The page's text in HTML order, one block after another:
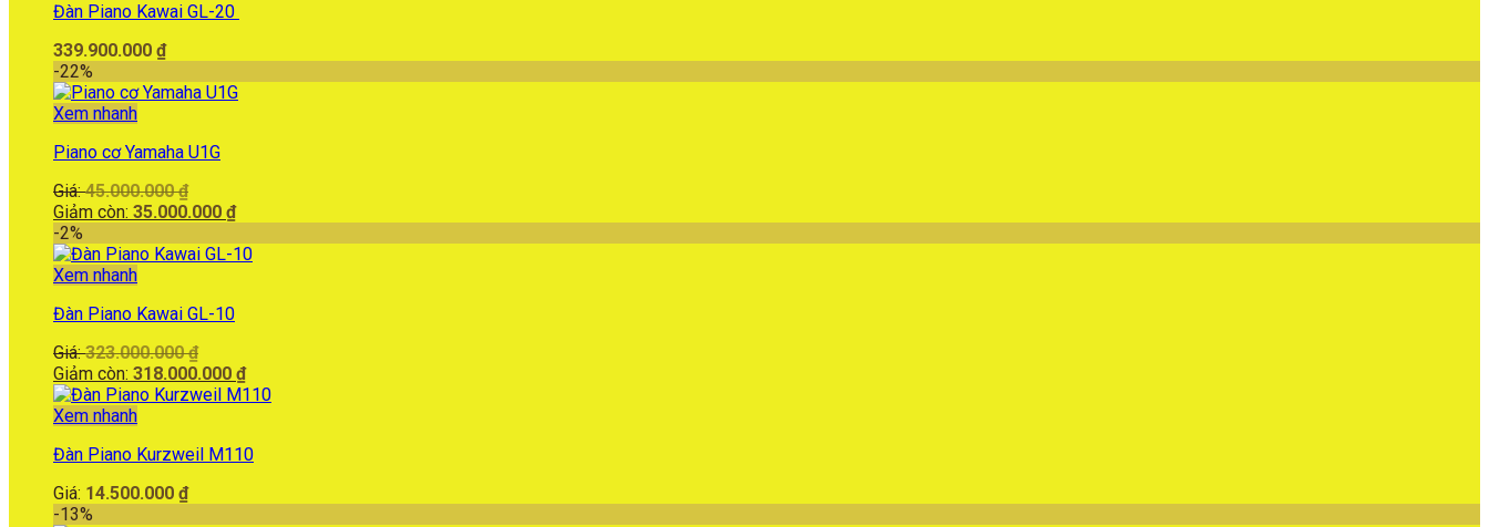
Đàn Piano Kawai GL-20
339.900.000 ₫
-22%
Xem nhanh
Piano cơ Yamaha U1G
Giá:45.000.000₫
gốc
45.000.000 ₫.
Giảm còn: 35.000.000 ₫Giá
tại
-2%
Xem nhanh
Đàn Piano Kawai GL-10
Giá:323.000.000₫
gốc
là:
Giảm còn: 318.000.000 ₫Giá
hiện
318.000.000 ₫.
Xem nhanh
Đàn Piano Kurzweil M110
Giá: 14.500.000 ₫
-13%